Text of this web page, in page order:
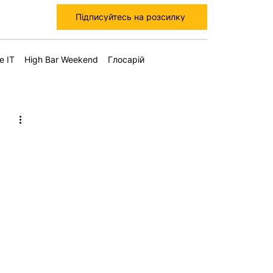
Підписуйтесь на розсилку
IT High Bar Weekend Глосарій